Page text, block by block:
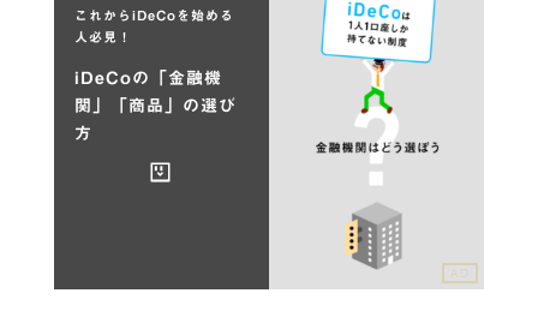
これからiDeCoを始める
人必見！
iDeCoの「金融機
関」「商品」の選び
方
AD